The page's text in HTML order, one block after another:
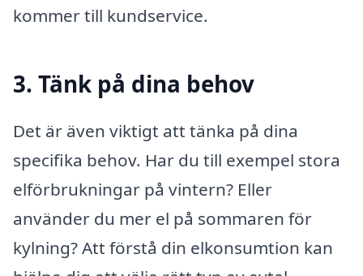
kommer till kundservice.
3. Tänk på dina behov
Det är även viktigt att tänka på dina
specifika behov. Har du till exempel stora
elförbrukningar på vintern? Eller
använder du mer el på sommaren för
kylning? Att förstå din elkonsumtion kan